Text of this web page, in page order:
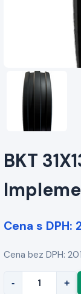
BKT
Cena s DPH:
Cena bez DPH:
- +